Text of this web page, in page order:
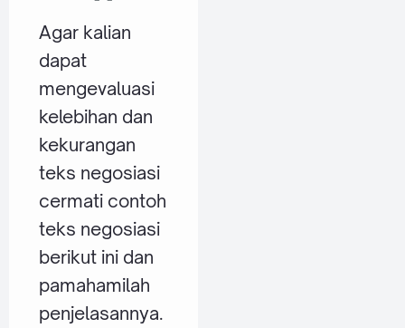
Agar kalian
dapat
mengevaluasi
kelebihan dan
kekurangan
teks negosiasi
cermati contoh
teks negosiasi
berikut ini dan
pamahamilah
penjelasannya.